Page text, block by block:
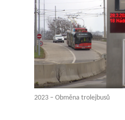
2023 – Obměna trolejbusů